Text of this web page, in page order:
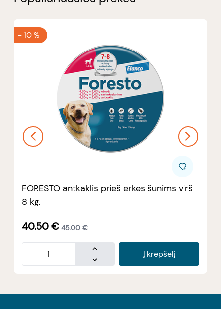
-10 %
FORESTO antkaklis prieš erkes šunims virš
8 kg.
40.50€ 45.00 €
Į krepšelį